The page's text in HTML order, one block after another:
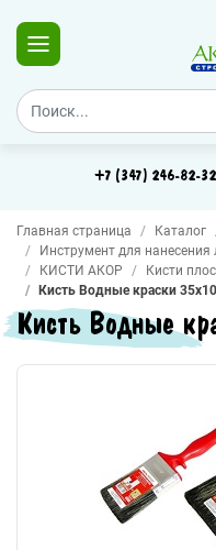
+7 (347) 246-82-32
Главная страница Каталог
Инструмент для
КИСТИ АКОР
Кисти
Кисть Водные краски
Кисть Водные